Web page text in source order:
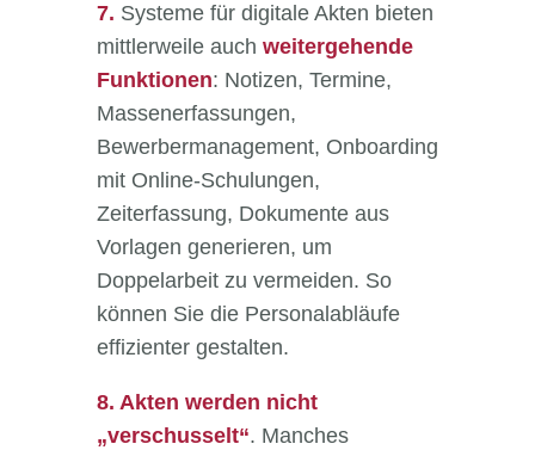
7. Systeme für digitale Akten bieten
mittlerweile auch weitergehende
Funktionen: Notizen, Termine,
Massenerfassungen,
Bewerbermanagement, Onboarding
mit Online-Schulungen,
Zeiterfassung, Dokumente aus
Vorlagen generieren, um
Doppelarbeit zu vermeiden. So
können Sie die Personalabläufe
effizienter gestalten.
8. Akten werden nicht
„verschusselt“. Manches